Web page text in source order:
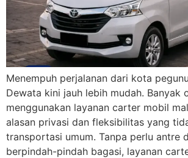
Menempuh perjalanan dari kota
Dewata kini jauh lebih mudah. Banyak
menggunakan layanan carter mobil
alasan privasi dan fleksibilitas yang
transportasi umum. Tanpa perlu antre
berpindah-pindah bagasi, layanan